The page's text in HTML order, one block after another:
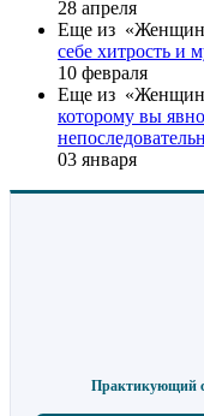
28 апреля
Еще из
себе хитрость и
10 февраля
Еще из
которому вы
03 января
Практикующий